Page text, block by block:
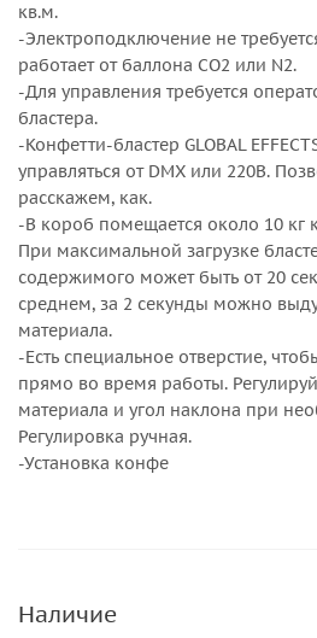
кв.м.
-Электроподключение не
работает от баллона СО2 или N2.
-Для управления требуется
бластера.
-Конфетти-бластер GLOBAL
управляться от DMX или 220В.
расскажем, как.
-В короб помещается около 10 кг
При максимальной загрузке
содержимого может быть от 20
среднем, за 2 секунды можно
материала.
-Есть специальное отверстие,
прямо во время работы.
материала и угол наклона при
Регулировка ручная.
-Установка конфе
Наличие